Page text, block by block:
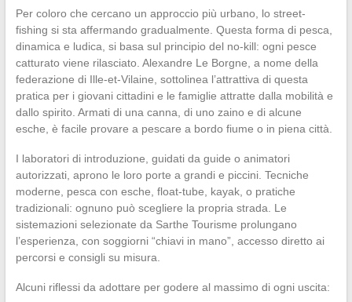
Per coloro che cercano un approccio più urbano, lo street-
fishing si sta affermando gradualmente. Questa forma di pesca,
dinamica e ludica, si basa sul principio del no-kill: ogni pesce
catturato viene rilasciato. Alexandre Le Borgne, a nome della
federazione di Ille-et-Vilaine, sottolinea l’attrattiva di questa
pratica per i giovani cittadini e le famiglie attratte dalla mobilità e
dallo spirito. Armati di una canna, di uno zaino e di alcune
esche, è facile provare a pescare a bordo fiume o in piena città.
I laboratori di introduzione, guidati da guide o animatori
autorizzati, aprono le loro porte a grandi e piccini. Tecniche
moderne, pesca con esche, float-tube, kayak, o pratiche
tradizionali: ognuno può scegliere la propria strada. Le
sistemazioni selezionate da Sarthe Tourisme prolungano
l’esperienza, con soggiorni “chiavi in mano”, accesso diretto ai
percorsi e consigli su misura.
Alcuni riflessi da adottare per godere al massimo di ogni uscita: